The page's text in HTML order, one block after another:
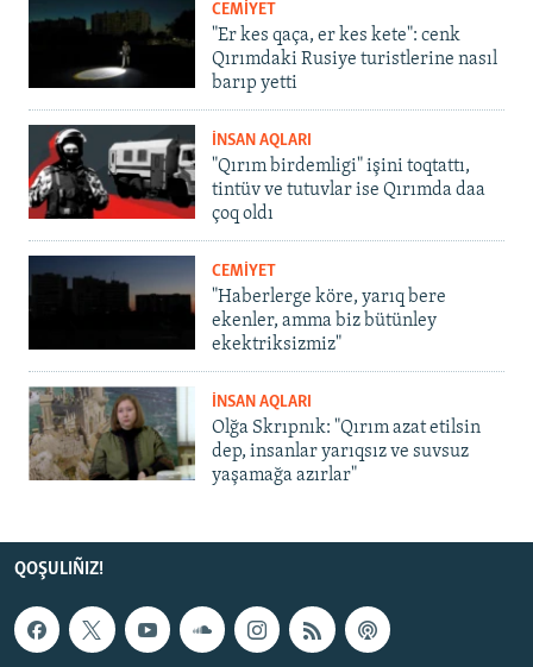
CEMİYET
"Er kes qaça, er kes kete": cenk
Qırımdaki Rusiye turistlerine nasıl
barıp yetti
İNSAN AQLARI
"Qırım birdemligi" işini toqtattı,
tintüv ve tutuvlar ise Qırımda daa
çoq oldı
CEMİYET
"Haberlerge köre, yarıq bere
ekenler, amma biz bütünley
ekektriksizmiz"
İNSAN AQLARI
Olğa Skrıpnık: "Qırım azat etilsin
dep, insanlar yarıqsız ve suvsuz
yaşamağa azırlar"
QOŞULIÑIZ!